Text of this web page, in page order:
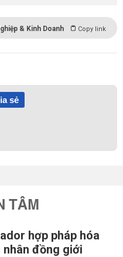
& Kinh Doanh Copy link
sẻ
TÂM
hợp pháp hóa
nhân đồng giới